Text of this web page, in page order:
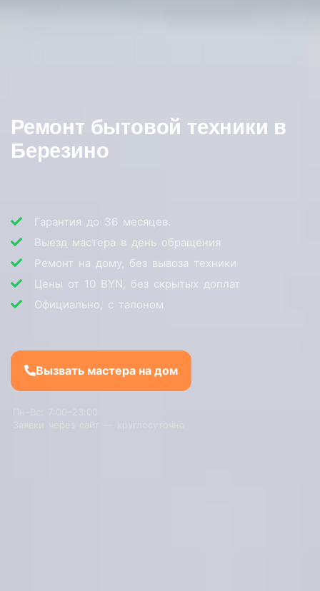
Ремонт бытовой техники в
Березино
Гарантия до 36 месяцев.
Выезд мастера в день обращения
Ремонт на дому, без вывоза техники
Цены от 10 BYN, без скрытых доплат
Официально, с талоном
Вызвать мастера на дом